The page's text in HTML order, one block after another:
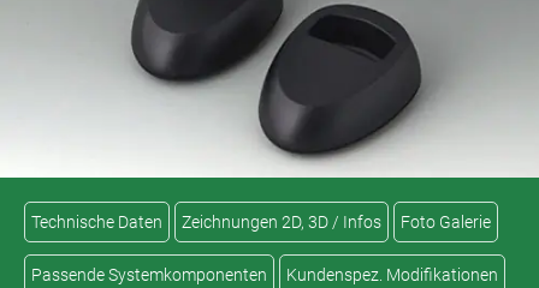
Technische Daten Zeichnungen 2D, 3D / Infos Foto Galerie
Passende Systemkomponenten Kundenspez. Modifikationen